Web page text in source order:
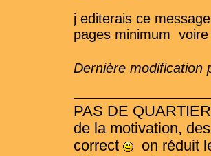
j editerais ce
pages minimum
Dernière modification
PAS DE
de la motivation,
correct
on réduit